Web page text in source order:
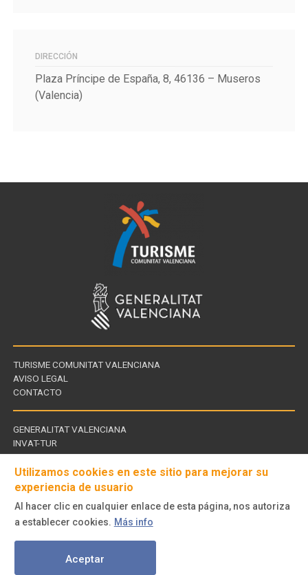
DIRECCIÓN
Plaza Príncipe de España, 8, 46136 – Museros
(Valencia)
TURISME COMUNITAT VALENCIANA
AVISO LEGAL
CONTACTO
Links
of
interest
GENERALITAT VALENCIANA
INVAT-TUR
CDT - CENTROS DE TURISMO
Follow
Utilizamos cookies en este sitio para mejorar su
experiencia de usuario
Al hacer clic en cualquier enlace de esta página, nos autoriza
a establecer cookies. Más info
Aceptar